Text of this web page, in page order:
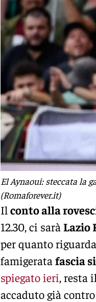
El Aynaoui: steccata la
(Romaforever.it)
Il conto alla
12.30, ci sarà Lazio
per quanto
famigerata fascia
spiegato ieri, resta
accaduto già contro